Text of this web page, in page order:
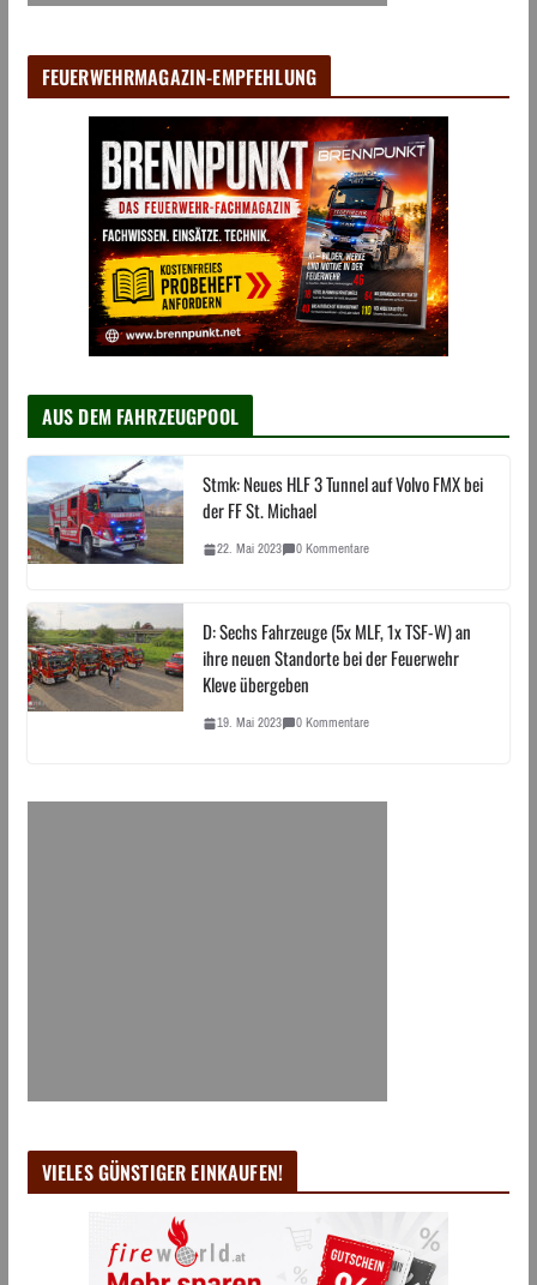
FEUERWEHRMAGAZIN-EMPFEHLUNG
AUS DEM FAHRZEUGPOOL
Stmk: Neues HLF 3 Tunnel auf Volvo FMX bei
der FF St. Michael
22. Mai 2023 0 Kommentare
D: Sechs Fahrzeuge (5x MLF, 1x TSF-W) an
ihre neuen Standorte bei der Feuerwehr
Kleve übergeben
19. Mai 2023 0 Kommentare
VIELES GÜNSTIGER EINKAUFEN!